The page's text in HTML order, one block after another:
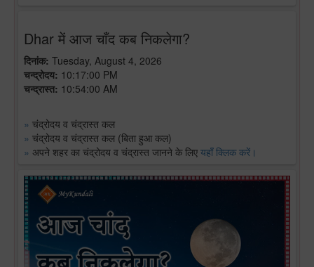
Dhar में आज चाँद कब निकलेगा?
दिनांक: Tuesday, August 4, 2026
चन्द्रोदय: 10:17:00 PM
चन्द्रास्त: 10:54:00 AM
» चंद्रोदय व चंद्रास्त कल
» चंद्रोदय व चंद्रास्त कल (बिता हुआ कल)
» अपने शहर का चंद्रोदय व चंद्रास्त जानने के लिए यहाँ क्लिक करें।